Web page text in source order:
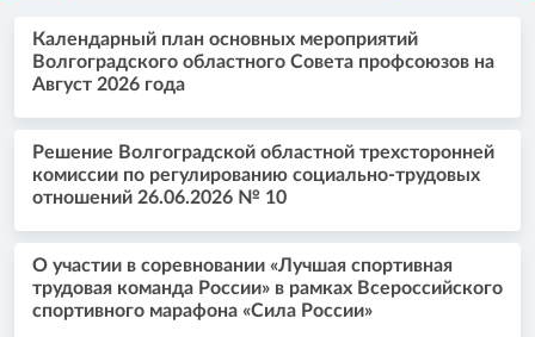
Календарный план основных мероприятий
Волгоградского областного Совета профсоюзов на
Август 2026 года
Решение Волгоградской областной трехсторонней
комиссии по регулированию социально-трудовых
отношений 26.06.2026 № 10
О участии в соревновании «Лучшая спортивная
трудовая команда России» в рамках Всероссийского
спортивного марафона «Сила России»